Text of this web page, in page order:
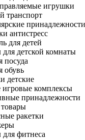
игрушки
транспорт
антистресс
для детей
детской комнаты
посуда
обувь
детские
игровые комплексы
принадлежности
ракетки
фитнеса